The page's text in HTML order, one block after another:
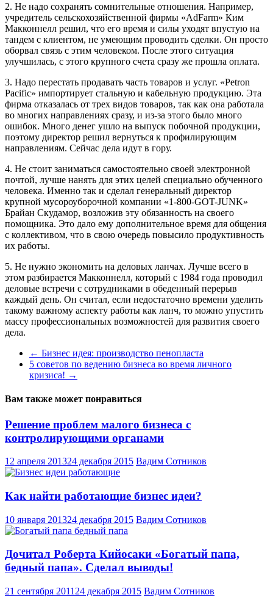
2. Не надо сохранять сомнительные отношения. Например,
учредитель сельскохозяйственной фирмы «AdFarm» Ким
Макконнелл решил, что его время и силы уходят впустую на
тандем с клиентом, не умеющим проводить сделки. Он просто
оборвал связь с этим человеком. После этого ситуация
улучшилась, с этого крупного счета сразу же прошла оплата.
3. Надо перестать продавать часть товаров и услуг. «Petron
Pacific» импортирует стальную и кабельную продукцию. Эта
фирма отказалась от трех видов товаров, так как она работала
во многих направлениях сразу, и из-за этого было много
ошибок. Много денег ушло на выпуск побочной продукции,
поэтому директор решил вернуться к профилирующим
направлениям. Сейчас дела идут в гору.
4. Не стоит заниматься самостоятельно своей электронной
почтой, лучше нанять для этих целей специально обученного
человека. Именно так и сделал генеральный директор
крупной мусороуборочной компании «1-800-GOT-JUNK»
Брайан Скудамор, возложив эту обязанность на своего
помощника. Это дало ему дополнительное время для общения
с коллективом, что в свою очередь повысило продуктивность
их работы.
5. Не нужно экономить на деловых ланчах. Лучше всего в
этом разбирается Макконнелл, который с 1984 года проводил
деловые встречи с сотрудниками в обеденный перерыв
каждый день. Он считал, если недостаточно времени уделить
такому важному аспекту работы как ланч, то можно упустить
массу профессиональных возможностей для развития своего
дела.
← Бизнес идея: производство пенопласта
5 советов по ведению бизнеса во время личного
кризиса! →
Вам также может понравиться
Решение проблем малого бизнеса с
контролирующими органами
12 апреля 201324 декабря 2015 Вадим Сотников
Как найти работающие бизнес идеи?
10 января 201324 декабря 2015 Вадим Сотников
Дочитал Роберта Кийосаки «Богатый папа,
бедный папа». Сделал выводы!
21 сентября 2011 24 декабря 2015 Вадим Сотников